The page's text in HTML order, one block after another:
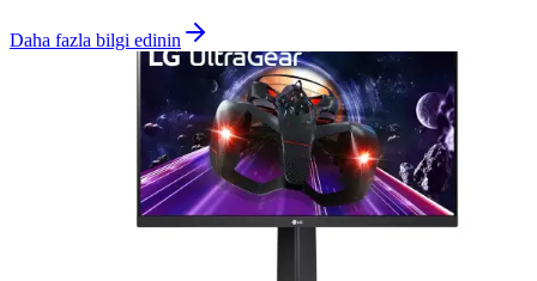
Daha fazla bilgi edinin